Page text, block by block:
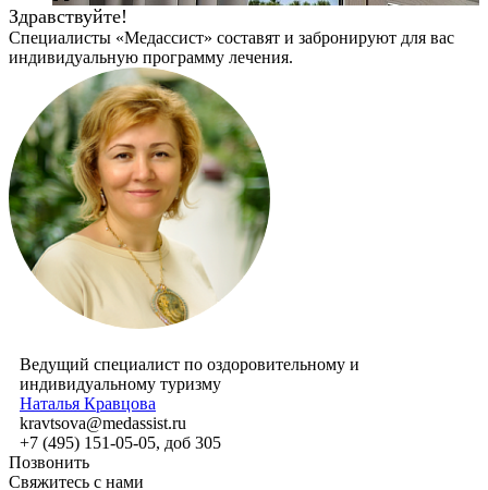
Здравствуйте!
Специалисты «Медассист» составят и забронируют для вас
индивидуальную программу лечения.
Ведущий специалист по оздоровительному и
индивидуальному туризму
Наталья Кравцова
kravtsova@medassist.ru
+7 (495) 151-05-05, доб 305
Позвонить
Свяжитесь с нами